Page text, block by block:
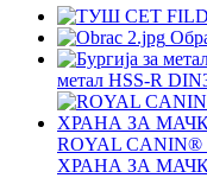
метал HSS-R
ROYAL CANIN®
ХРАНА ЗА